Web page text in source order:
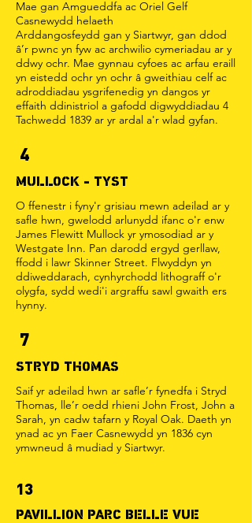
Mae gan Amgueddfa ac Oriel Gelf
Casnewydd helaeth
Arddangosfeydd gan y Siartwyr, gan ddod
â’r pwnc yn fyw ac archwilio cymeriadau ar y
ddwy ochr. Mae gynnau cyfoes ac arfau eraill
yn eistedd ochr yn ochr â gweithiau celf ac
adroddiadau ysgrifenedig yn dangos yr
effaith ddinistriol a gafodd digwyddiadau 4
Tachwedd 1839 ar yr ardal a'r wlad gyfan.
4
MULLOCK - TYST
O ffenestr i fyny'r grisiau mewn adeilad ar y
safle hwn, gwelodd arlunydd ifanc o'r enw
James Flewitt Mullock yr ymosodiad ar y
Westgate Inn. Pan darodd ergyd gerllaw,
ffodd i lawr Skinner Street. Flwyddyn yn
ddiweddarach, cynhyrchodd lithograff o'r
olygfa, sydd wedi'i argraffu sawl gwaith ers
hynny.
7
STRYD THOMAS
Saif yr adeilad hwn ar safle’r fynedfa i Stryd
Thomas, lle’r oedd rhieni John Frost, John a
Sarah, yn cadw tafarn y Royal Oak. Daeth yn
ynad ac yn Faer Casnewydd yn 1836 cyn
ymwneud â mudiad y Siartwyr.
13
PAVILLION PARC BELLE VUE